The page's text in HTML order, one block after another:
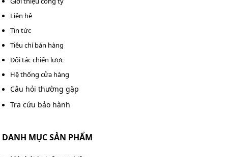
cho các thùng xe tải, Container.
Ngành công nghiệp thực phẩm: Nhiệt độ hơi cao
dụng cụ sản xuất trong nhà máy, giúp diệt khuẩn và
làm sạch, đảm bảo tiêu chuẩn an toàn vệ sinh.
Liên hệ
Tin tức
Tiêu chí bán hàng
Đối tác chiến lược
Hệ thống cửa hàng
Câu hỏi thường gặp
Tra cứu bảo hành
DANH MỤC SẢN PHẨM